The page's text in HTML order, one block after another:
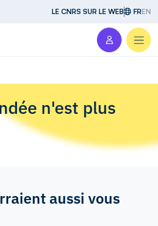
LE CNRS SUR LE WEB FREN
n'est plus
aussi vous